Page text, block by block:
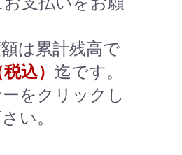
は累計残高で
込） 迄です。
をクリックし
い。